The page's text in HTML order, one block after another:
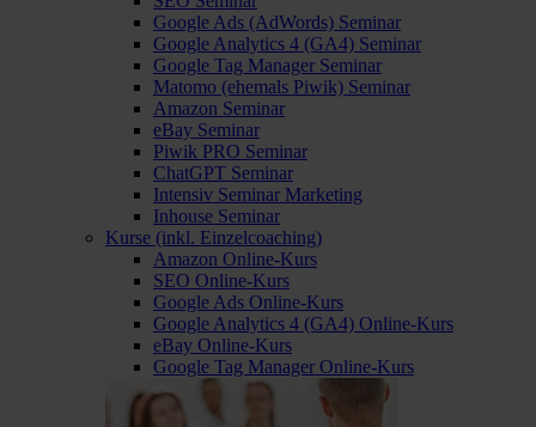
Google Ads (AdWords) Seminar
Google Analytics 4 (GA4) Seminar
Google Tag Manager Seminar
Matomo (ehemals Piwik) Seminar
Amazon Seminar
eBay Seminar
Piwik PRO Seminar
ChatGPT Seminar
Intensiv Seminar Marketing
Inhouse Seminar
Kurse (inkl. Einzelcoaching)
Amazon Online-Kurs
SEO Online-Kurs
Google Ads Online-Kurs
Google Analytics 4 (GA4) Online-Kurs
eBay Online-Kurs
Google Tag Manager Online-Kurs